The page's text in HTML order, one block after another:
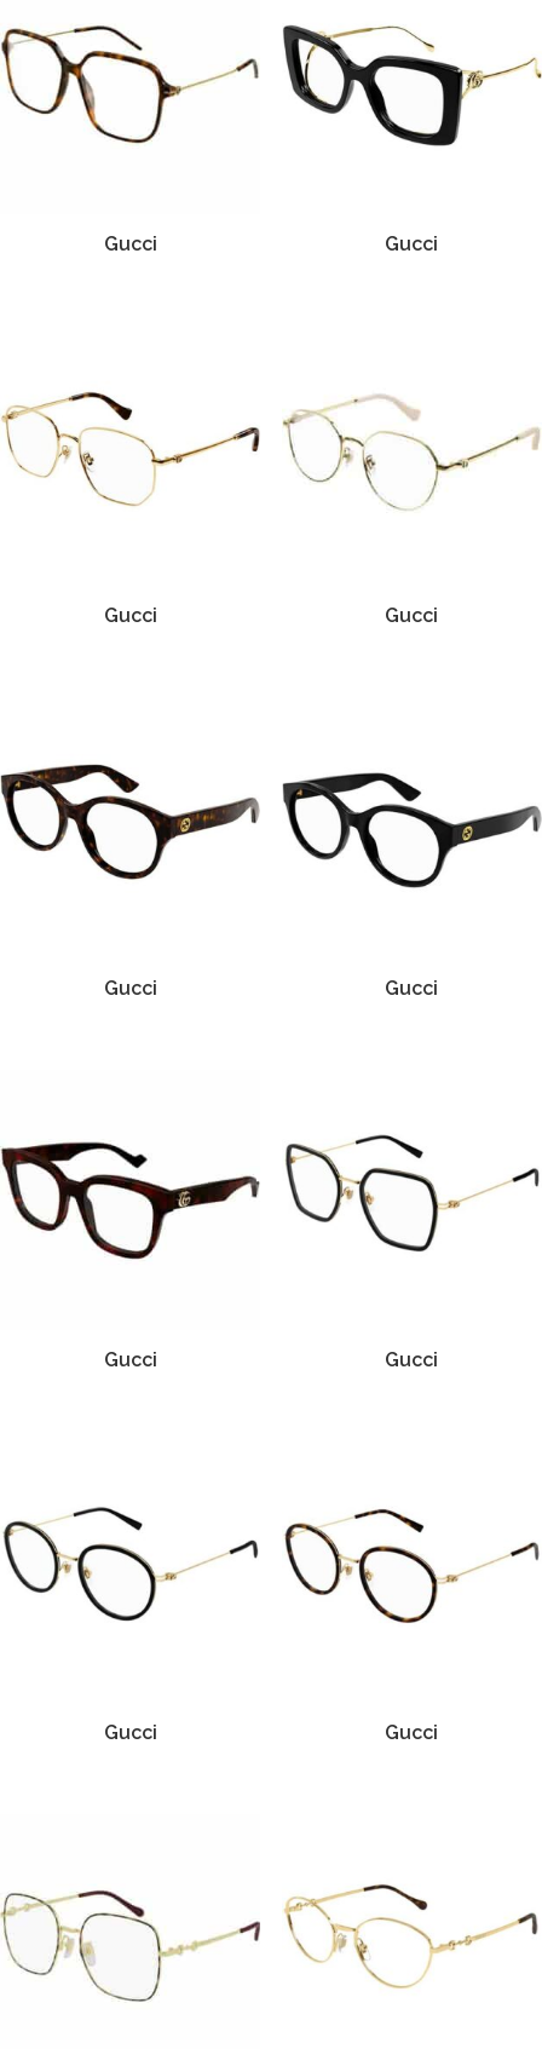
Gucci Gucci
Gucci Gucci
Gucci Gucci
Gucci Gucci
Gucci Gucci